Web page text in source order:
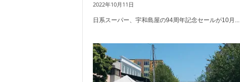
2022年10月11日
日系スーパー、宇和島屋の94周年記念セールが10月...